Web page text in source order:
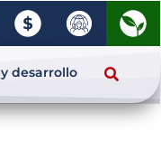
desarrollo